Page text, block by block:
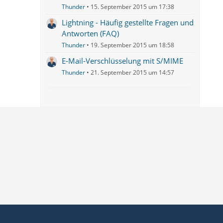
Thunder 15. September 2015 um 17:38
Lightning - Häufig gestellte Fragen und
Antworten (FAQ)
Thunder 19. September 2015 um 18:58
E-Mail-Verschlüsselung mit S/MIME
Thunder 21. September 2015 um 14:57